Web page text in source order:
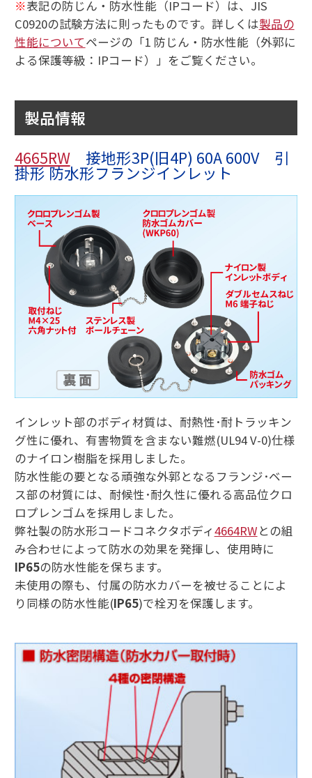
※表記の防じん・防水性能（IPコード）は、JIS
C0920の試験方法に則ったものです。詳しくは製品の
性能についてページの「1 防じん・防水性能（外郭に
よる保護等級：IPコード）」をご覧ください。
製品情報
4665RW接地形3P(旧4P) 60A 600V 引
掛形 防水形フランジインレット
インレット部のボディ材質は、耐熱性･耐トラッキン
グ性に優れ、有害物質を含まない難燃(UL94 V-0)仕様
のナイロン樹脂を採用しました。
防水性能の要となる頑強な外郭となるフランジ･ベー
ス部の材質には、耐候性･耐久性に優れる高品位クロ
ロプレンゴムを採用しました。
弊社製の防水形コードコネクタボディ4664RWとの組
み合わせによって防水の効果を発揮し、使用時に
IP65の防水性能を保ちます。
未使用の際も、付属の防水カバーを被せることによ
り同様の防水性能(IP65)で栓刃を保護します。